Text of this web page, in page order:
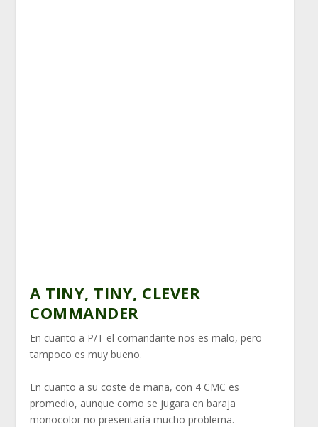
A TINY, TINY, CLEVER
COMMANDER
En cuanto a P/T el comandante nos es malo, pero
tampoco es muy bueno.
En cuanto a su coste de mana, con 4 CMC es
promedio, aunque como se jugara en baraja
monocolor no presentaría mucho problema.